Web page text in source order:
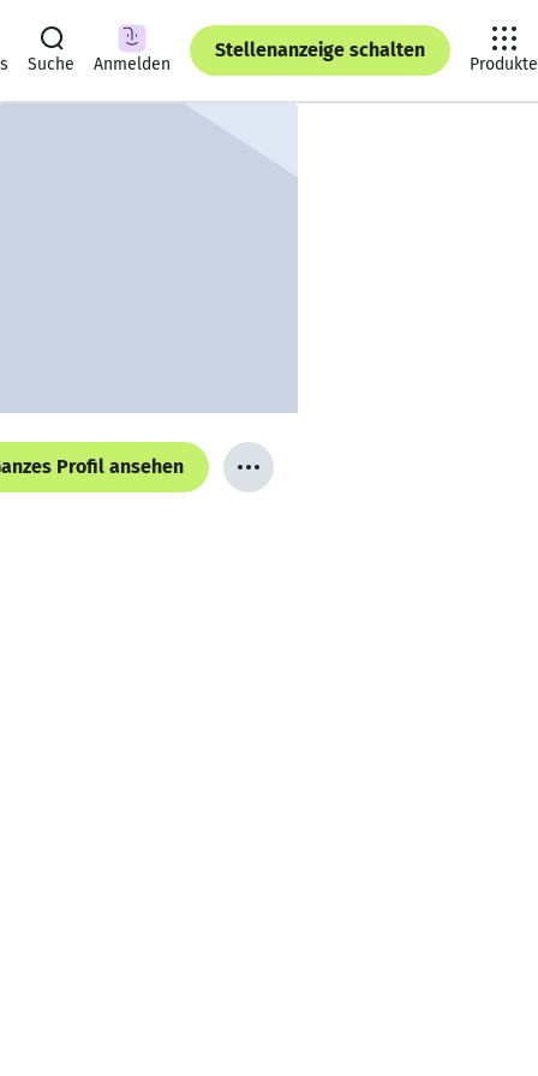
Suche Anmelden
Stellenanzeige schalten
Produkte
Profil ansehen